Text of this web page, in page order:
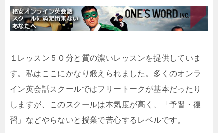
１レッスン５０分と質の濃いレッスンを提供していま
す。私はここにかなり鍛えられました。多くのオンラ
イン英会話スクールではフリートークが基本だったり
しますが、このスクールは本気度が高く、「予習・復
習」などやらないと授業で苦心するレベルです。